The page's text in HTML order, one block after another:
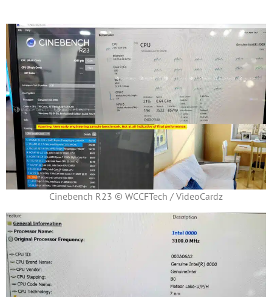
Cinebench R23 © WCCFTech / VideoCardz